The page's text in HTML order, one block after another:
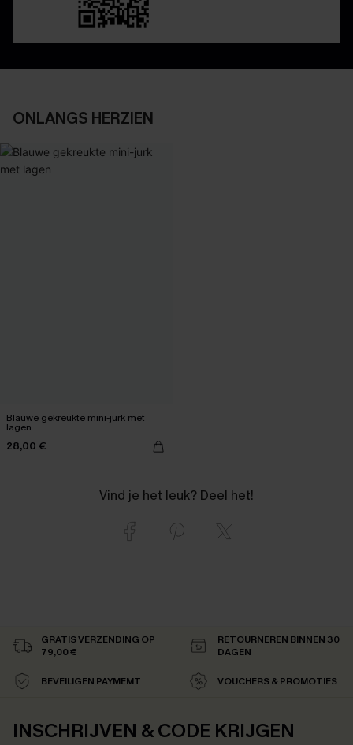
ONLANGS HERZIEN
Blauwe gekreukte mini-jurk met
lagen
28,00 €
Vind je het leuk? Deel het!
GRATIS VERZENDING OP
79,00 €
RETOURNEREN BINNEN 30
DAGEN
BEVEILIGEN PAYMEMT VOUCHERS & PROMOTIES
INSCHRIJVEN & CODE KRIJGEN